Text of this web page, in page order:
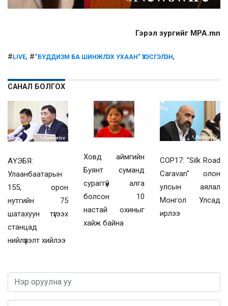
Гэрэл зургийг MPA.mn
# LIVE, #“БУДДИЗМ БА ШИНЖЛЭХ УХААН” ҮЗЭСГЭЛЭН,
САНАЛ БОЛГОХ
АҮЭБЯ:
Улаанбаатарын
155, орон
нутгийн 75
шатахуун түгээх
станцад
нийлүүлэлт хийлээ
Ховд аймгийн
Буянт суманд
сураггүй алга
болсон 10
настай охиныг
хайж байна
COP17: "Silk Road
Caravan" олон
улсын аялал
Монгол Улсад
ирлээ